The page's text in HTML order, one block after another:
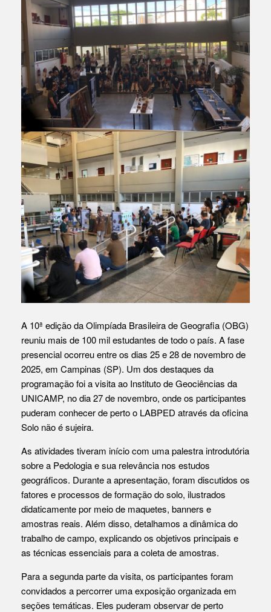
A 10ª edição da Olimpíada Brasileira de Geografia (OBG)
reuniu mais de 100 mil estudantes de todo o país. A fase
presencial ocorreu entre os dias 25 e 28 de novembro de
2025, em Campinas (SP). Um dos destaques da
programação foi a visita ao Instituto de Geociências da
UNICAMP, no dia 27 de novembro, onde os participantes
puderam conhecer de perto o LABPED através da oficina
Solo não é sujeira.
As atividades tiveram início com uma palestra introdutória
sobre a Pedologia e sua relevância nos estudos
geográficos. Durante a apresentação, foram discutidos os
fatores e processos de formação do solo, ilustrados
didaticamente por meio de maquetes, banners e
amostras reais. Além disso, detalhamos a dinâmica do
trabalho de campo, explicando os objetivos principais e
as técnicas essenciais para a coleta de amostras.
Para a segunda parte da visita, os participantes foram
convidados a percorrer uma exposição organizada em
seções temáticas. Eles puderam observar de perto